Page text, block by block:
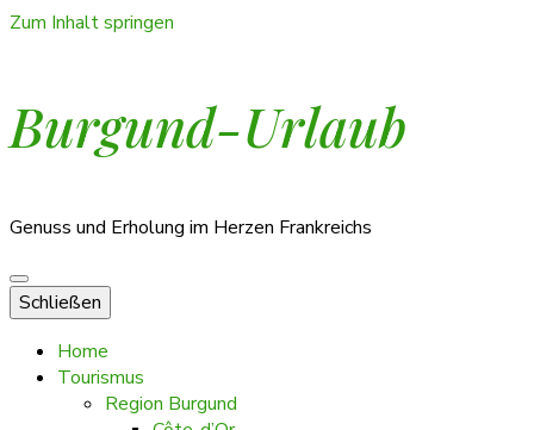
Zum Inhalt springen
Burgund-Urlaub
Genuss und Erholung im Herzen Frankreichs
Schließen
Home
Tourismus
Region Burgund